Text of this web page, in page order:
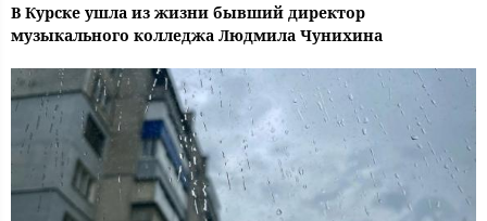
В Курске ушла из жизни бывший директор
музыкального колледжа Людмила Чунихина